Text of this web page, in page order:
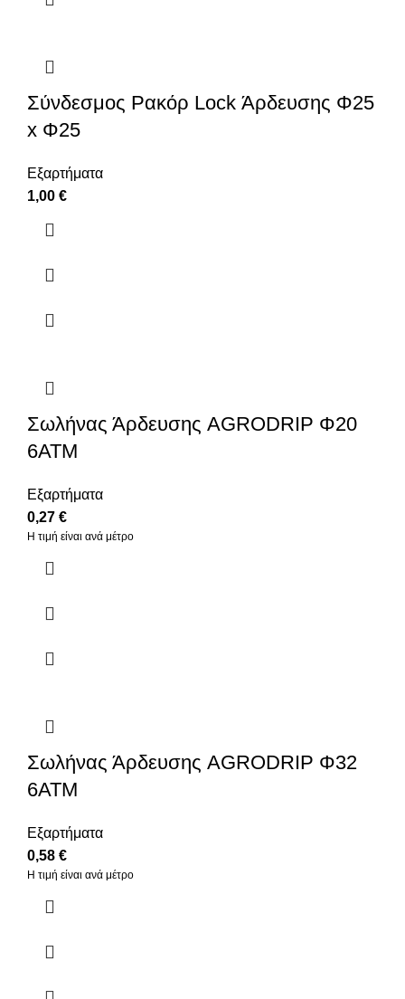
Σύνδεσμος Ρακόρ Lock Άρδευσης Φ25
x Φ25
Εξαρτήματα
1,00 €
Σωλήνας Άρδευσης AGRODRIP Φ20
6ΑΤΜ
Εξαρτήματα
0,27 €
Η τιμή είναι ανά μέτρo
Σωλήνας Άρδευσης AGRODRIP Φ32
6ΑΤΜ
Εξαρτήματα
0,58 €
Η τιμή είναι ανά μέτρo